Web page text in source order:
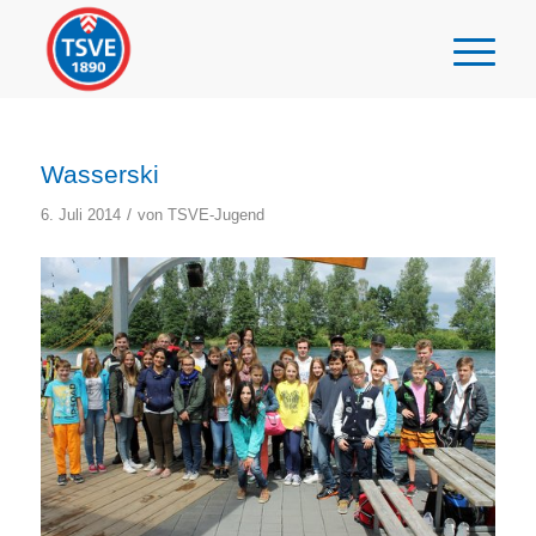
Wasserski
6. Juli 2014 / von TSVE-Jugend